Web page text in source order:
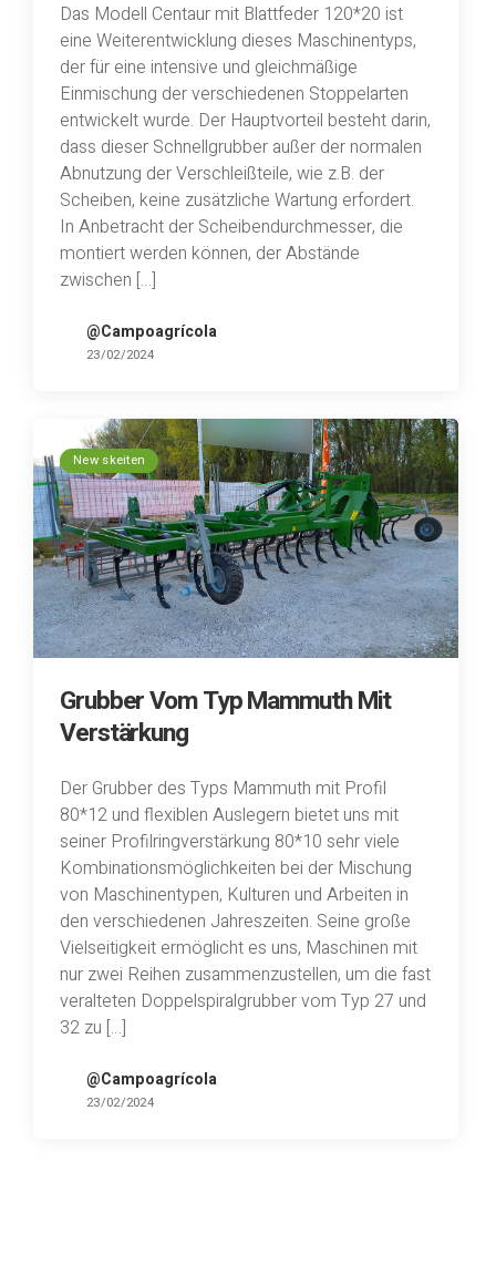
Das Modell Centaur mit Blattfeder 120*20 ist
eine Weiterentwicklung dieses Maschinentyps,
der für eine intensive und gleichmäßige
Einmischung der verschiedenen Stoppelarten
entwickelt wurde. Der Hauptvorteil besteht darin,
dass dieser Schnellgrubber außer der normalen
Abnutzung der Verschleißteile, wie z.B. der
Scheiben, keine zusätzliche Wartung erfordert.
In Anbetracht der Scheibendurchmesser, die
montiert werden können, der Abstände
zwischen […]
@Campoagrícola
23/02/2024
New skeiten
Grubber Vom Typ Mammuth Mit
Verstärkung
Der Grubber des Typs Mammuth mit Profil
80*12 und flexiblen Auslegern bietet uns mit
seiner Profilringverstärkung 80*10 sehr viele
Kombinationsmöglichkeiten bei der Mischung
von Maschinentypen, Kulturen und Arbeiten in
den verschiedenen Jahreszeiten. Seine große
Vielseitigkeit ermöglicht es uns, Maschinen mit
nur zwei Reihen zusammenzustellen, um die fast
veralteten Doppelspiralgrubber vom Typ 27 und
32 zu […]
@Campoagrícola
23/02/2024